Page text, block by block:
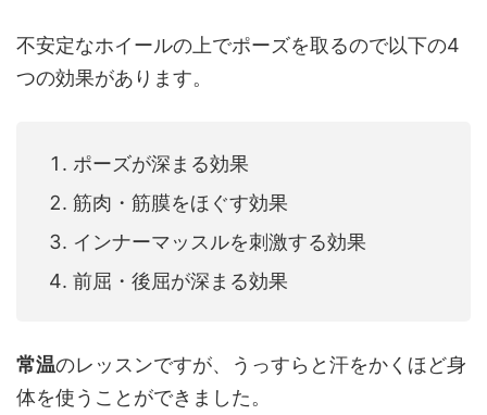
不安定なホイールの上でポーズを取るので以下の4
つの効果があります。
ポーズが深まる効果
筋肉・筋膜をほぐす効果
インナーマッスルを刺激する効果
前屈・後屈が深まる効果
常温のレッスンですが、うっすらと汗をかくほど身
体を使うことができました。